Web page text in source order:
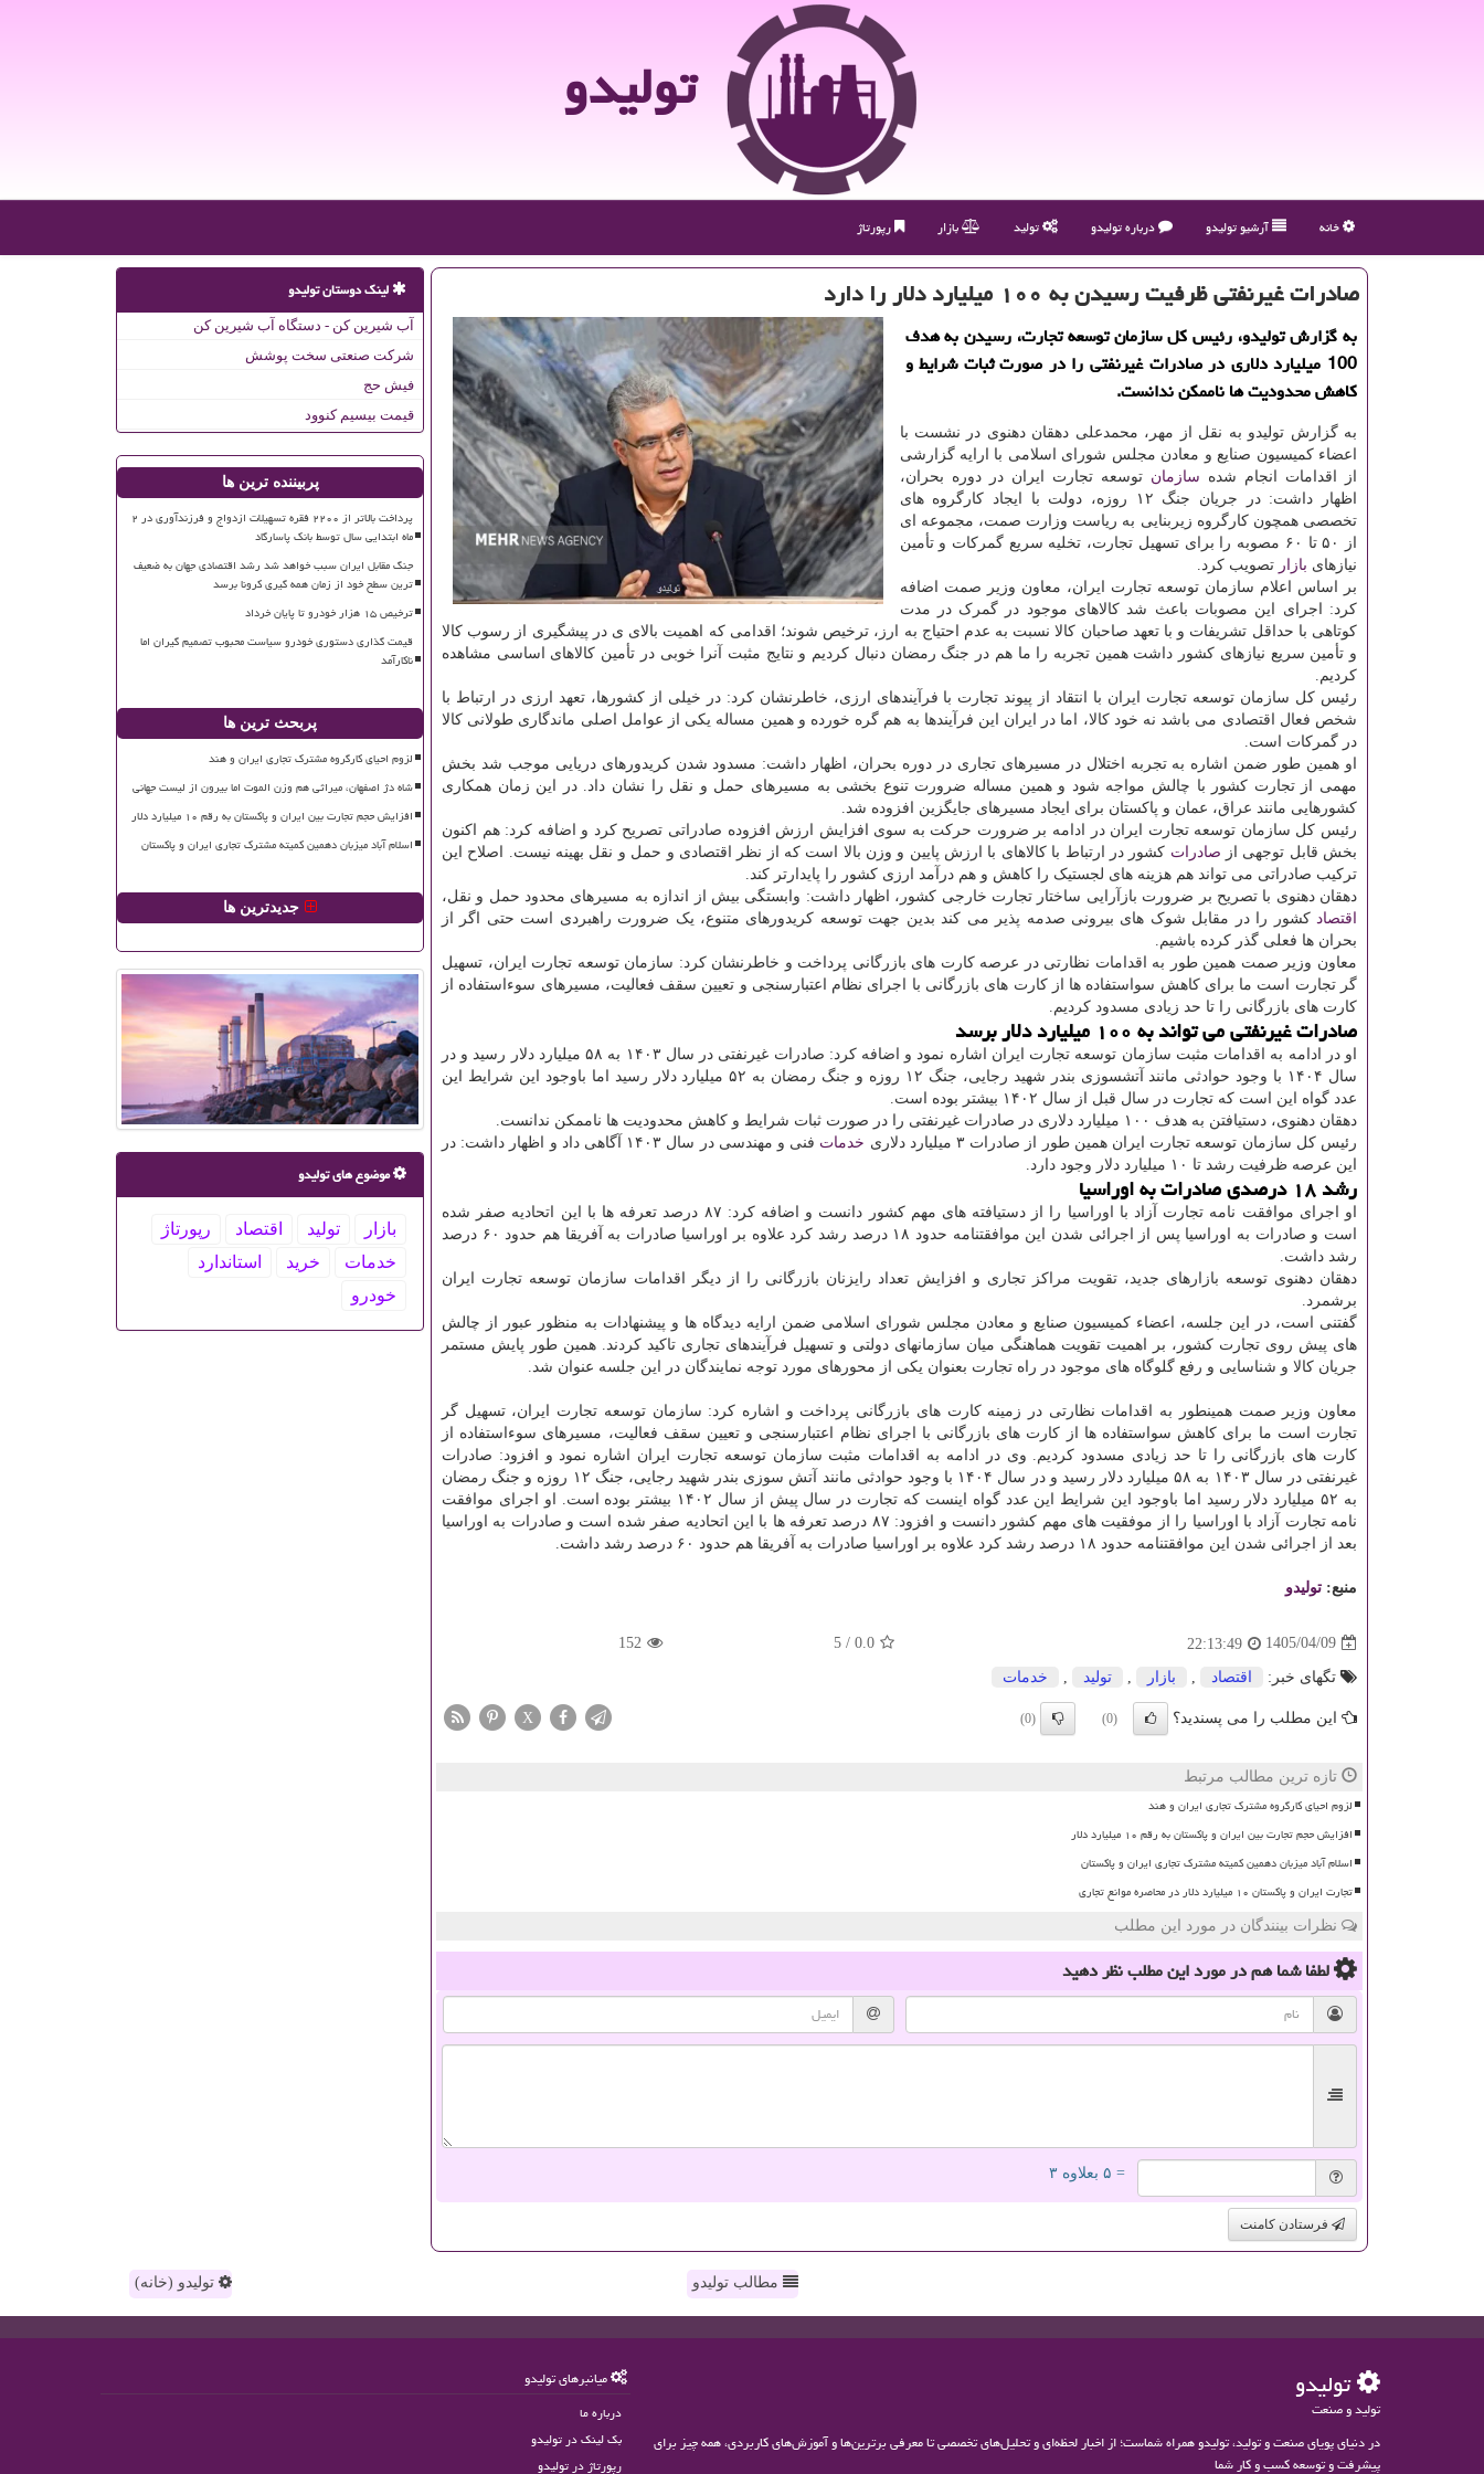
تولیدو
خانه آرشیو تولیدو درباره تولیدو تولید بازار رپورتاژ
صادرات غیرنفتی ظرفیت رسیدن به ۱۰۰ میلیارد دلار را دارد
به گزارش تولیدو، رئیس کل سازمان توسعه تجارت، رسیدن به هدف
100 میلیارد دلاری در صادرات غیرنفتی را در صورت ثبات شرایط و
کاهش محدودیت ها ناممکن ندانست.
به گزارش تولیدو به نقل از مهر، محمدعلی دهقان دهنوی در نشست با
اعضاء کمیسیون صنایع و معادن مجلس شورای اسلامی با ارایه گزارشی
از اقدامات انجام شده سازمان توسعه تجارت ایران در دوره بحران،
اظهار داشت: در جریان جنگ ۱۲ روزه، دولت با ایجاد کارگروه های
تخصصی همچون کارگروه زیربنایی به ریاست وزارت صمت، مجموعه ای
از ۵۰ تا ۶۰ مصوبه را برای تسهیل تجارت، تخلیه سریع گمرکات و تأمین
نیازهای بازار تصویب کرد.
بر اساس اعلام سازمان توسعه تجارت ایران، معاون وزیر صمت اضافه
کرد: اجرای این مصوبات باعث شد کالاهای موجود در گمرک در مدت
کوتاهی با حداقل تشریفات و با تعهد صاحبان کالا نسبت به عدم احتیاج به ارز، ترخیص شوند؛ اقدامی که اهمیت بالای ی در پیشگیری از رسوب کالا
و تأمین سریع نیازهای کشور داشت همین تجربه را ما هم در جنگ رمضان دنبال کردیم و نتایج مثبت آنرا خوبی در تأمین کالاهای اساسی مشاهده
کردیم.
رئیس کل سازمان توسعه تجارت ایران با انتقاد از پیوند تجارت با فرآیندهای ارزی، خاطرنشان کرد: در خیلی از کشورها، تعهد ارزی در ارتباط با
شخص فعال اقتصادی می باشد نه خود کالا، اما در ایران این فرآیندها به هم گره خورده و همین مساله یکی از عوامل اصلی ماندگاری طولانی کالا
در گمرکات است.
او همین طور ضمن اشاره به تجربه اختلال در مسیرهای تجاری در دوره بحران، اظهار داشت: مسدود شدن کریدورهای دریایی موجب شد بخش
مهمی از تجارت کشور با چالش مواجه شود و همین مساله ضرورت تنوع بخشی به مسیرهای حمل و نقل را نشان داد. در این زمان همکاری
کشورهایی مانند عراق، عمان و پاکستان برای ایجاد مسیرهای جایگزین افزوده شد.
رئیس کل سازمان توسعه تجارت ایران در ادامه بر ضرورت حرکت به سوی افزایش ارزش افزوده صادراتی تصریح کرد و اضافه کرد: هم اکنون
بخش قابل توجهی از صادرات کشور در ارتباط با کالاهای با ارزش پایین و وزن بالا است که از نظر اقتصادی و حمل و نقل بهینه نیست. اصلاح این
ترکیب صادراتی می تواند هم هزینه های لجستیک را کاهش و هم درآمد ارزی کشور را پایدارتر کند.
دهقان دهنوی با تصریح بر ضرورت بازآرایی ساختار تجارت خارجی کشور، اظهار داشت: وابستگی بیش از اندازه به مسیرهای محدود حمل و نقل،
اقتصاد کشور را در مقابل شوک های بیرونی صدمه پذیر می کند بدین جهت توسعه کریدورهای متنوع، یک ضرورت راهبردی است حتی اگر از
بحران ها فعلی گذر کرده باشیم.
معاون وزیر صمت همین طور به اقدامات نظارتی در عرصه کارت های بازرگانی پرداخت و خاطرنشان کرد: سازمان توسعه تجارت ایران، تسهیل
گر تجارت است ما برای کاهش سواستفاده ها از کارت های بازرگانی با اجرای نظام اعتبارسنجی و تعیین سقف فعالیت، مسیرهای سوءاستفاده از
کارت های بازرگانی را تا حد زیادی مسدود کردیم.
صادرات غیرنفتی می تواند به ۱۰۰ میلیارد دلار برسد
او در ادامه به اقدامات مثبت سازمان توسعه تجارت ایران اشاره نمود و اضافه کرد: صادرات غیرنفتی در سال ۱۴۰۳ به ۵۸ میلیارد دلار رسید و در
سال ۱۴۰۴ با وجود حوادثی مانند آتشسوزی بندر شهید رجایی، جنگ ۱۲ روزه و جنگ رمضان به ۵۲ میلیارد دلار رسید اما باوجود این شرایط این
عدد گواه این است که تجارت در سال قبل از سال ۱۴۰۲ بیشتر بوده است.
دهقان دهنوی، دستیافتن به هدف ۱۰۰ میلیارد دلاری در صادرات غیرنفتی را در صورت ثبات شرایط و کاهش محدودیت ها ناممکن ندانست.
رئیس کل سازمان توسعه تجارت ایران همین طور از صادرات ۳ میلیارد دلاری
خدمات
فنی و مهندسی در سال ۱۴۰۳ آگاهی داد و اظهار داشت: در
این عرصه ظرفیت رشد تا ۱۰ میلیارد دلار وجود دارد.
رشد ۱۸ درصدی صادرات به اوراسیا
او اجرای موافقت نامه تجارت آزاد با اوراسیا را از دستیافته های مهم کشور دانست و اضافه کرد: ۸۷ درصد تعرفه ها با این اتحادیه صفر شده
است و صادرات به اوراسیا پس از اجرائی شدن این موافقتنامه حدود ۱۸ درصد رشد کرد علاوه بر اوراسیا صادرات به آفریقا هم حدود ۶۰ درصد
رشد داشت.
دهقان دهنوی توسعه بازارهای جدید، تقویت مراکز تجاری و افزایش تعداد رایزنان بازرگانی را از دیگر اقدامات سازمان توسعه تجارت ایران
برشمرد.
گفتنی است، در این جلسه، اعضاء کمیسیون صنایع و معادن مجلس شورای اسلامی ضمن ارایه دیدگاه ها و پیشنهادات به منظور عبور از چالش
های پیش روی تجارت کشور، بر اهمیت تقویت هماهنگی میان سازمانهای دولتی و تسهیل فرآیندهای تجاری تاکید کردند. همین طور پایش مستمر
جریان کالا و شناسایی و رفع گلوگاه های موجود در راه تجارت بعنوان یکی از محورهای مورد توجه نمایندگان در این جلسه عنوان شد.
معاون وزیر صمت همینطور به اقدامات نظارتی در زمینه کارت های بازرگانی پرداخت و اشاره کرد: سازمان توسعه تجارت ایران، تسهیل گر
تجارت است ما برای کاهش سواستفاده ها از کارت های بازرگانی با اجرای نظام اعتبارسنجی و تعیین سقف فعالیت، مسیرهای سوءاستفاده از
کارت های بازرگانی را تا حد زیادی مسدود کردیم. وی در ادامه به اقدامات مثبت سازمان توسعه تجارت ایران اشاره نمود و افزود: صادرات
غیرنفتی در سال ۱۴۰۳ به ۵۸ میلیارد دلار رسید و در سال ۱۴۰۴ با وجود حوادثی مانند آتش سوزی بندر شهید رجایی، جنگ ۱۲ روزه و جنگ رمضان
به ۵۲ میلیارد دلار رسید اما باوجود این شرایط این عدد گواه اینست که تجارت در سال پیش از سال ۱۴۰۲ بیشتر بوده است. او اجرای موافقت
نامه تجارت آزاد با اوراسیا را از موفقیت های مهم کشور دانست و افزود: ۸۷ درصد تعرفه ها با این اتحادیه صفر شده است و صادرات به اوراسیا
بعد از اجرائی شدن این موافقتنامه حدود ۱۸ درصد رشد کرد علاوه بر اوراسیا صادرات به آفریقا هم حدود ۶۰ درصد رشد داشت.
منبع: تولیدو
1405/04/09
22:13:49
0.0
/
5
152
تگهای خبر: اقتصاد بازار تولید خدمات
این مطلب را می پسندید؟ (0)
(0)
X
تازه ترین مطالب مرتبط
لزوم احیای کارگروه مشترک تجاری ایران و هند
افزایش حجم تجارت بین ایران و پاکستان به رقم ۱۰ میلیارد دلار
اسلام آباد میزبان دهمین کمیته مشترک تجاری ایران و پاکستان
تجارت ایران و پاکستان ۱۰ میلیارد دلار در محاصره موانع تجاری
نظرات بینندگان در مورد این مطلب
لطفا شما همدر مورد این مطلبنظر دهید
= ۵ بعلاوه ۳
فرستادن کامنت
لینک دوستان تولیدو
آب شیرین کن - دستگاه آب شیرین کن
شرکت صنعتی سخت پوشش
فیش حج
قیمت بیسیم کنوود
پربیننده ترین ها
پرداخت بالاتر از ۲۲۰۰ فقره تسهیلات ازدواج و فرزندآوری در ۲
ماه ابتدایی سال توسط بانک پاسارگاد
جنگ مقابل ایران سبب خواهد شد رشد اقتصادی جهان به ضعیف
ترین سطح خود از زمان همه گیری کرونا برسد
ترخیص ۱۵ هزار خودرو تا پایان خرداد
قیمت گذاری دستوری خودرو سیاست محبوب تصمیم گیران اما
ناکارآمد
پربحث ترین ها
لزوم احیای کارگروه مشترک تجاری ایران و هند
شاه دژ اصفهان، میراثی هم وزن الموت اما بیرون از لیست جهانی
افزایش حجم تجارت بین ایران و پاکستان به رقم ۱۰ میلیارد دلار
اسلام آباد میزبان دهمین کمیته مشترک تجاری ایران و پاکستان
جدیدترین ها
موضوع های تولیدو
بازار تولید اقتصاد
رپورتاژ
خدمات
خرید
استاندارد
خودرو
مطالب تولیدو تولیدو (خانه)
تولیدو
تولید و صنعت
در دنیای پویای صنعت و تولید، تولیدو همراه شماست؛ از اخبار لحظه‌ای و تحلیل‌های تخصصی تا معرفی برترین‌ها و آموزش‌های کاربردی، همه چیز برای
پیشرفت و توسعه کسب و کار شما
میانبرهای تولیدو
درباره ما
بک لینک در تولیدو
رپورتاژ در تولیدو